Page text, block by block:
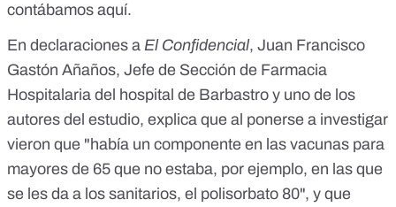
contábamos aquí.
En declaraciones a El Confidencial, Juan Francisco
Gastón Añaños, Jefe de Sección de Farmacia
Hospitalaria del hospital de Barbastro y uno de los
autores del estudio, explica que al ponerse a investigar
vieron que "había un componente en las vacunas para
mayores de 65 que no estaba, por ejemplo, en las que
se les da a los sanitarios, el polisorbato 80", y que